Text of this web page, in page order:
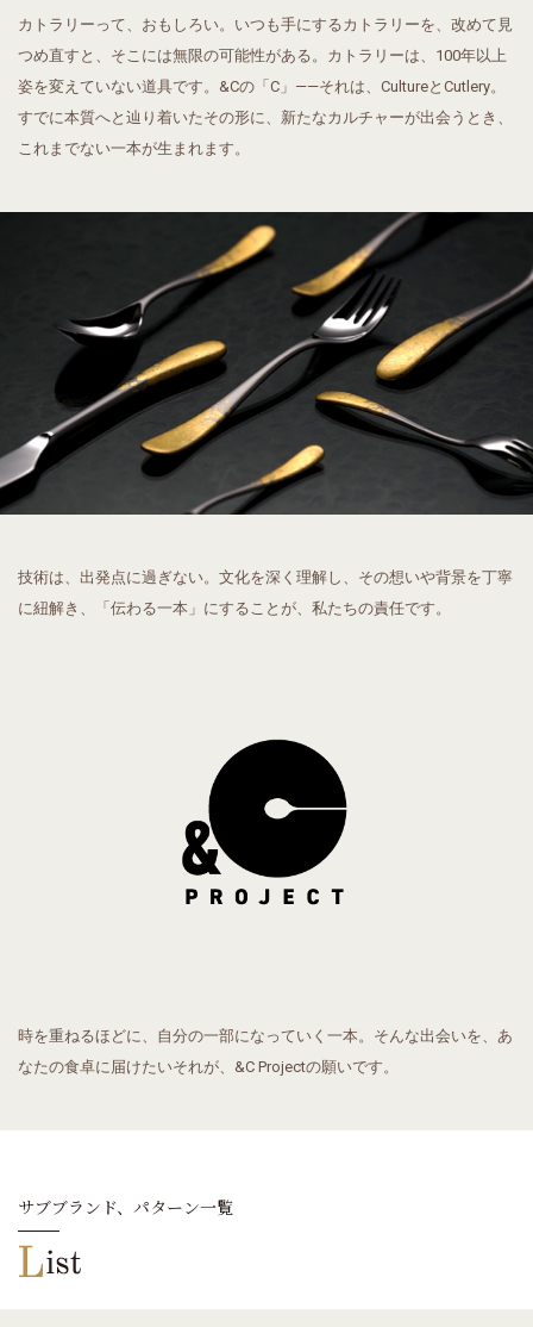
カトラリーって、おもしろい。 いつも手にするカトラリーを、改めて見
つめ直すと、そこには無限の可能性がある。
カトラリーは、100年以上
姿を変えていない道具です。 &Cの「C」——それは、CultureとCutlery。
すでに本質へと辿り着いたその形に、新たなカルチャーが出会うとき、
これまでない一本が生まれます。
技術は、出発点に過ぎない。 文化を深く理解し、その想いや背景を丁寧
に紐解き、
「伝わる一本」にすることが、私たちの責任です。
時を重ねるほどに、自分の一部になっていく一本。 そんな出会いを、あ
なたの食卓に届けたいそれが、&C Projectの願いです。